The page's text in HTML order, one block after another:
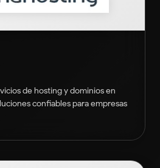
de hosting y dominios en
confiables para empresas